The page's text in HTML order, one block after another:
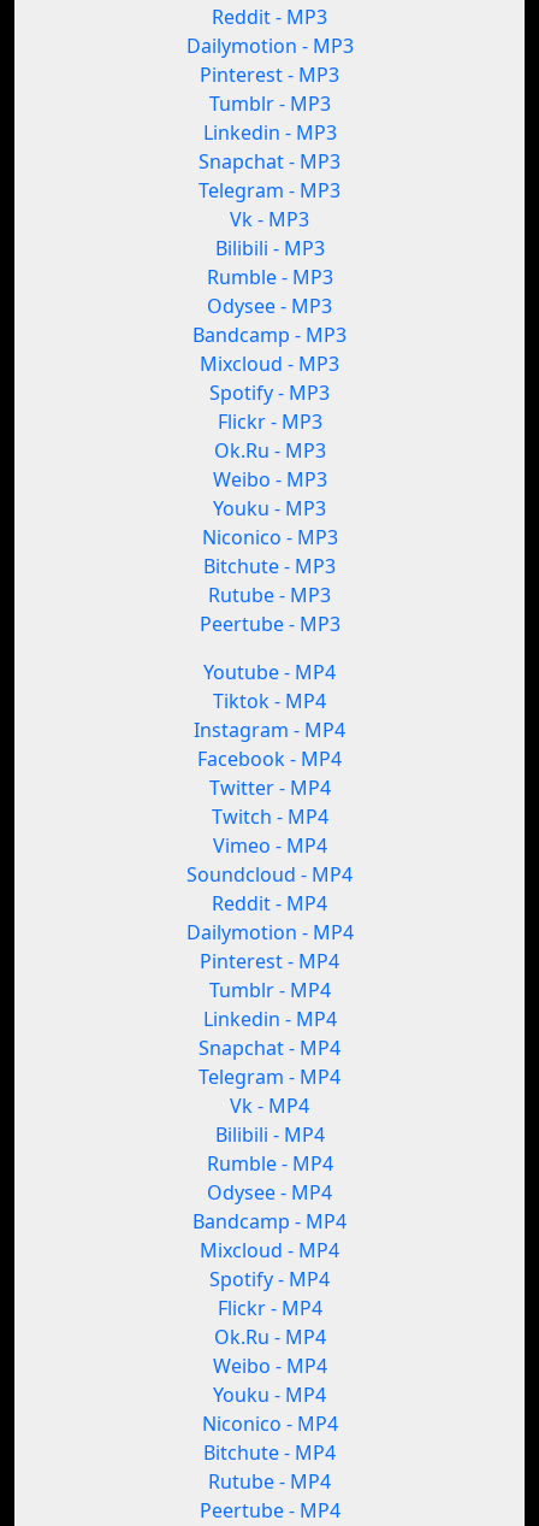
Reddit - MP3
Dailymotion - MP3
Pinterest - MP3
Tumblr - MP3
Linkedin - MP3
Snapchat - MP3
Telegram - MP3
Vk - MP3
Bilibili - MP3
Rumble - MP3
Odysee - MP3
Bandcamp - MP3
Mixcloud - MP3
Spotify - MP3
Flickr - MP3
Ok.Ru - MP3
Weibo - MP3
Youku - MP3
Niconico - MP3
Bitchute - MP3
Rutube - MP3
Peertube - MP3
Youtube - MP4
Tiktok - MP4
Instagram - MP4
Facebook - MP4
Twitter - MP4
Twitch - MP4
Vimeo - MP4
Soundcloud - MP4
Reddit - MP4
Dailymotion - MP4
Pinterest - MP4
Tumblr - MP4
Linkedin - MP4
Snapchat - MP4
Telegram - MP4
Vk - MP4
Bilibili - MP4
Rumble - MP4
Odysee - MP4
Bandcamp - MP4
Mixcloud - MP4
Spotify - MP4
Flickr - MP4
Ok.Ru - MP4
Weibo - MP4
Youku - MP4
Niconico - MP4
Bitchute - MP4
Rutube - MP4
Peertube - MP4